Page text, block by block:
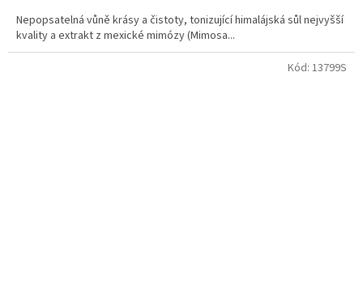
z
5
hvězdiček.
Nepopsatelná vůně krásy a čistoty, tonizující himalájská sůl nejvyšší
kvality a extrakt z mexické mimózy (Mimosa...
Kód: 13799S